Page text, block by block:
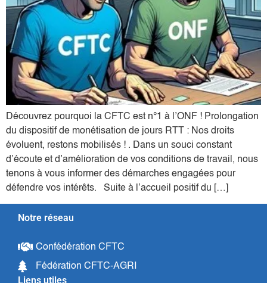
Découvrez pourquoi la CFTC est n°1 à l’ONF ! Prolongation
du dispositif de monétisation de jours RTT : Nos droits
évoluent, restons mobilisés ! . Dans un souci constant
d’écoute et d’amélioration de vos conditions de travail, nous
tenons à vous informer des démarches engagées pour
défendre vos intérêts. Suite à l’accueil positif du […]
Notre réseau
Confédération CFTC
Fédération CFTC-AGRI
Liens utiles